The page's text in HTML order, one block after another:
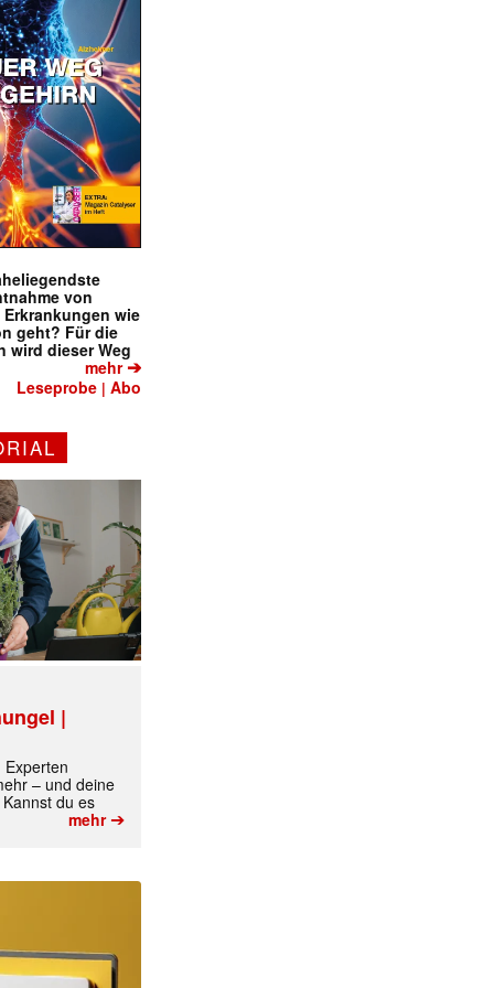
von
wie
geht? Für die
wird dieser Weg
mehr➔
Leseprobe |Abo
|
Experten
– und deine
du es
mehr➔